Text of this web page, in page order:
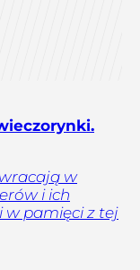
w
i ich
w pamięci z tej